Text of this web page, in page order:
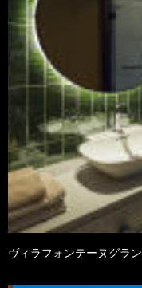
ヴィラフォンテーヌグラ